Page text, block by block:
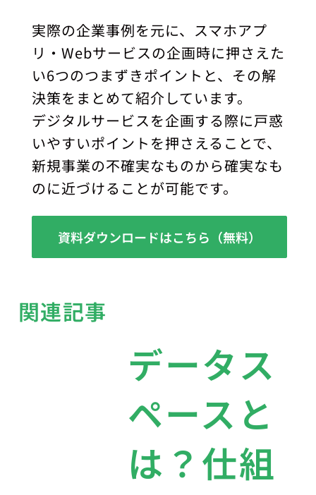
実際の企業事例を元に、スマホアプ
リ・Webサービスの企画時に押さえた
い6つのつまずきポイントと、その解
決策をまとめて紹介しています。
デジタルサービスを企画する際に戸惑
いやすいポイントを押さえることで、
新規事業の不確実なものから確実なも
のに近づけることが可能です。
資料ダウンロードはこちら（無料）
関連記事
データス
ペースと
は？仕組